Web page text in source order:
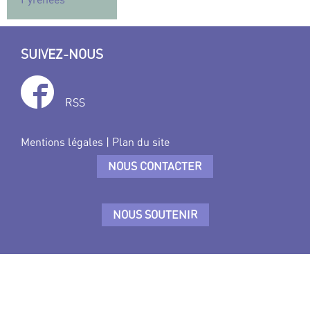
SUIVEZ-NOUS
RSS
Mentions légales | Plan du site
NOUS CONTACTER
NOUS SOUTENIR